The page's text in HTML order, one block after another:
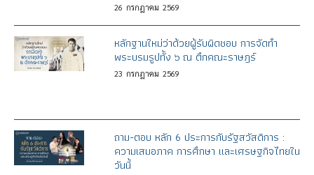
26 กรกฎาคม 2569
หลักฐานใหม่ว่าด้วยผู้รับผิดชอบ การจัดทำ
พระบรมรูปทั้ง ๖ ณ ตึกคณะราษฎร์
23 กรกฎาคม 2569
ถาม-ตอบ หลัก 6 ประการกับรัฐสวัสดิการ :
ความเสมอภาค การศึกษา และเศรษฐกิจไทยใน
วันนี้